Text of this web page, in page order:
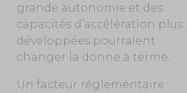
grande autonomie et des
capacités d’accélération plus
développées pourraient
changer la donne à terme.
Un facteur réglementaire